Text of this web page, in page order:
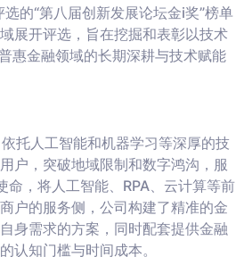
的“第八届创新发展论坛金i奖”榜单
展开评选，旨在挖掘和表彰以技术
惠金融领域的长期深耕与技术赋能
托人工智能和机器学习等深厚的技
户，突破地域限制和数字鸿沟，服
，将人工智能、RPA、云计算等前
户的服务侧，公司构建了精准的金
身需求的方案，同时配套提供金融
认知门槛与时间成本。